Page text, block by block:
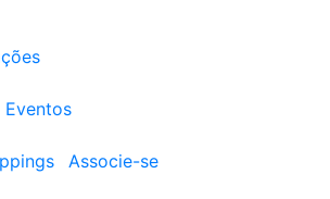
Eventos
Associe-se